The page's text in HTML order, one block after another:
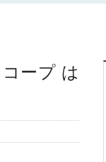
ープ は